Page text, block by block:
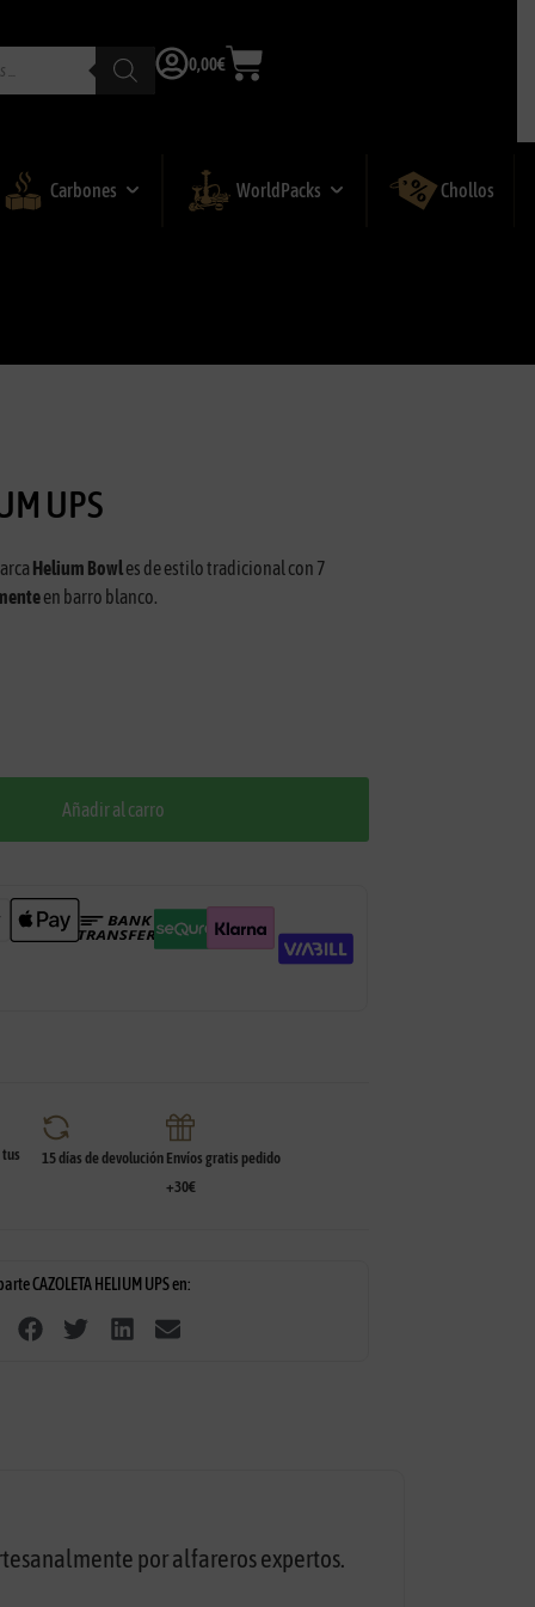
0,00€
Carbones WorldPacks Chollos
UPS
Helium Bowl es de estilo tradicional con 7
en barro blanco.
Añadir al carro
15 días de devolución Envíos gratis pedido
+30€
CAZOLETA HELIUM UPS en:
por alfareros expertos.